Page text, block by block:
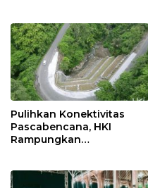
Keselamatan Kerja
Pulihkan Konektivitas
Pascabencana, HKI
Rampungkan